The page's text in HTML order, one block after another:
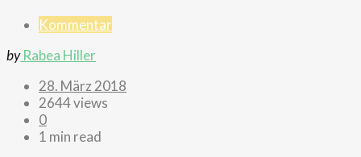
Kommentar
by Rabea Hiller
28. März 2018
2644 views
0
1 min read